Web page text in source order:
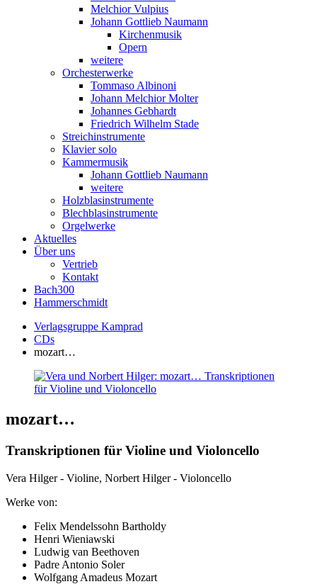
Melchior Vulpius
Johann Gottlieb Naumann
Kirchenmusik
Opern
weitere
Orchesterwerke
Tommaso Albinoni
Johann Melchior Molter
Johannes Gebhardt
Friedrich Wilhelm Stade
Streichinstrumente
Klavier solo
Kammermusik
Johann Gottlieb Naumann
weitere
Holzblasinstrumente
Blechblasinstrumente
Orgelwerke
Aktuelles
Über uns
Vertrieb
Kontakt
Bach300
Hammerschmidt
Verlagsgruppe Kamprad
CDs
mozart…
mozart…
Transkriptionen für Violine und Violoncello
Vera Hilger - Violine, Norbert Hilger - Violoncello
Werke von:
Felix Mendelssohn Bartholdy
Henri Wieniawski
Ludwig van Beethoven
Padre Antonio Soler
Wolfgang Amadeus Mozart